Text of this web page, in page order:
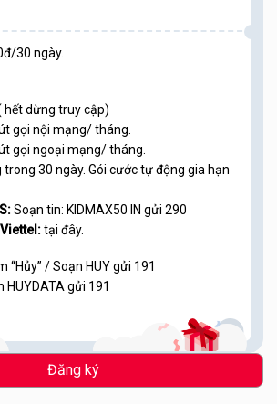
30 ngày.
hết dừng truy cập)
gọi nội mạng/ tháng.
gọi ngoại mạng/ tháng.
trong 30 ngày. Gói cước tự động gia hạn
Soạn tin: KIDMAX50 IN gửi 290
tại đây.
“Hủy” / Soạn HUY gửi 191
HUYDATA gửi 191
Đăng ký